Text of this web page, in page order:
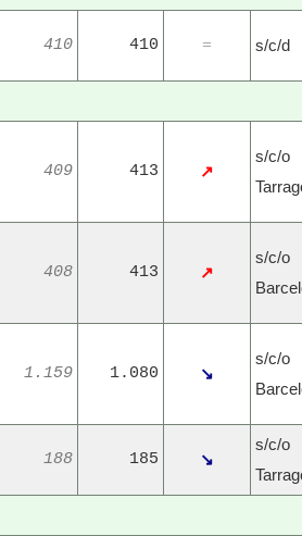
410 410 = s/c/d
409 413 ↗
s/c/o
408 413 ↗
s/c/o
1.159 1.080 ↘
s/c/o
188 185 ↘
s/c/o